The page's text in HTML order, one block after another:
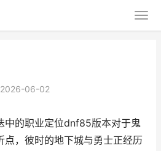
2026-06-02
中的职业定位dnf85版本对于鬼
点，彼时的地下城与勇士正经历